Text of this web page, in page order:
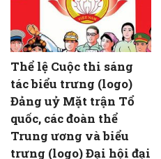
Thể lệ Cuộc thi sáng
tác biểu trưng (logo)
Đảng uỷ Mặt trận Tổ
quốc, các đoàn thể
Trung ương và biểu
trưng (logo) Đại hội đại